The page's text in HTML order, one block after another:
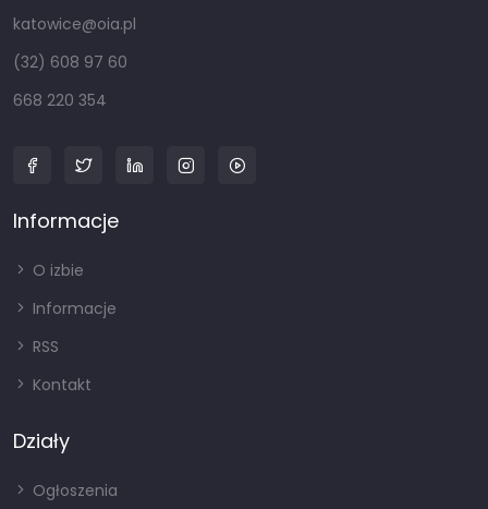
katowice@oia.pl
(32) 608 97 60
668 220 354
Informacje
O izbie
Informacje
RSS
Kontakt
Działy
Ogłoszenia